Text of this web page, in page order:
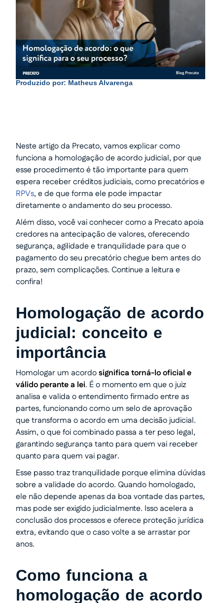
Produzido por: Matheus Alvarenga
Neste artigo da Precato, vamos explicar como
funciona a homologação de acordo judicial, por que
esse procedimento é tão importante para quem
espera receber créditos judiciais, como precatórios e
RPVs, e de que forma ele pode impactar
diretamente o andamento do seu processo.
Além disso, você vai conhecer como a Precato apoia
credores na antecipação de valores, oferecendo
segurança, agilidade e tranquilidade para que o
pagamento do seu precatório chegue bem antes do
prazo, sem complicações. Continue a leitura e
confira!
Homologação de acordo
judicial: conceito e
importância
Homologar um acordosignifica torná-lo oficial e
válido perante a lei. É o momento em que o juiz
analisa e valida o entendimento firmado entre as
partes, funcionando como um selo de aprovação
que transforma o acordo em uma decisão judicial.
Assim, o que foi combinado passa a ter peso legal,
garantindo segurança tanto para quem vai receber
quanto para quem vai pagar.
Esse passo traz tranquilidade porque elimina dúvidas
sobre a validade do acordo. Quando homologado,
ele não depende apenas da boa vontade das partes,
mas pode ser exigido judicialmente. Isso acelera a
conclusão dos processos e oferece proteção jurídica
extra, evitando que o caso volte a se arrastar por
anos.
Como funciona a
homologação de acordo